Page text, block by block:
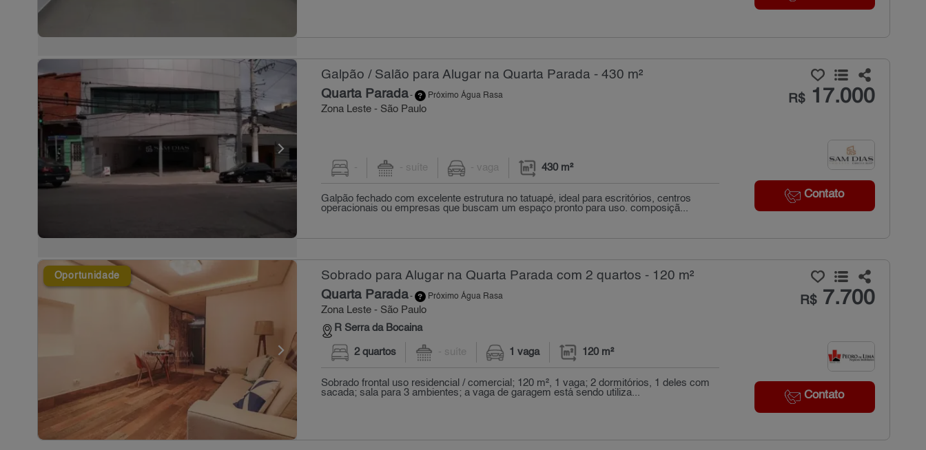
Galpão / Salão para Alugar na Quarta Parada - 430 m²
Quarta Parada- Próximo Água Rasa
Zona Leste - São Paulo
R$17.000
Contato
- - suíte - vaga 430 m²
Galpão fechado com excelente estrutura no tatuapé, ideal para escritórios, centros
operacionais ou empresas que buscam um espaço pronto para uso. composiçã...
Oportunidade Sobrado para Alugar na Quarta Parada com 2 quartos - 120 m²
Quarta Parada- Próximo Água Rasa
Zona Leste - São Paulo
R Serra da Bocaina
R$7.700
Contato
2 quartos - suíte 1 vaga 120 m²
Sobrado frontal uso residencial / comercial; 120 m², 1 vaga; 2 dormitórios, 1 deles com
sacada; sala para 3 ambientes; a vaga de garagem está sendo utiliza...